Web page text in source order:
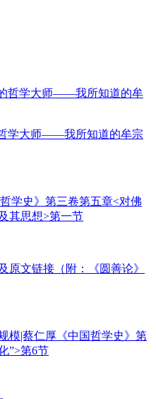
学大师——我所知道的牟宗
学史》第三卷第五章<对佛
其思想>第一节
原文链接（附：《圆善论》
模|蔡仁厚《中国哲学史》第
”>第6节